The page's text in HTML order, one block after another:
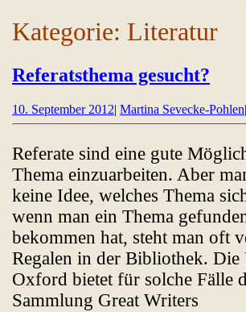
BUTTON
Kategorie: Literatur
Referatsthema gesucht?
10. September 201210.
September
| Martina Sevecke-Pohlen|
Referate sind eine gute
Thema einzuarbeiten. Aber
keine Idee, welches Thema
wenn man ein Thema
bekommen hat, steht man oft
Regalen in der Bibliothek. Die
Oxford bietet für solche Fälle
Sammlung Great Writers